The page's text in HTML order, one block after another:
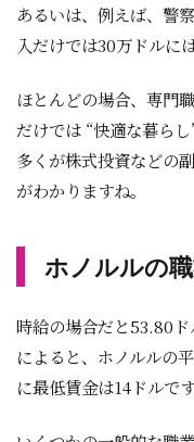
あるいは、例えば、警
入だけでは30万ドルに
ほとんどの場合、専門
だけでは “快適な暮ら
多くが株式投資などの
がわかりますね。
ホノルルの
時給の場合だと53.80
によると、ホノルルの
に最低賃金は14ドルです